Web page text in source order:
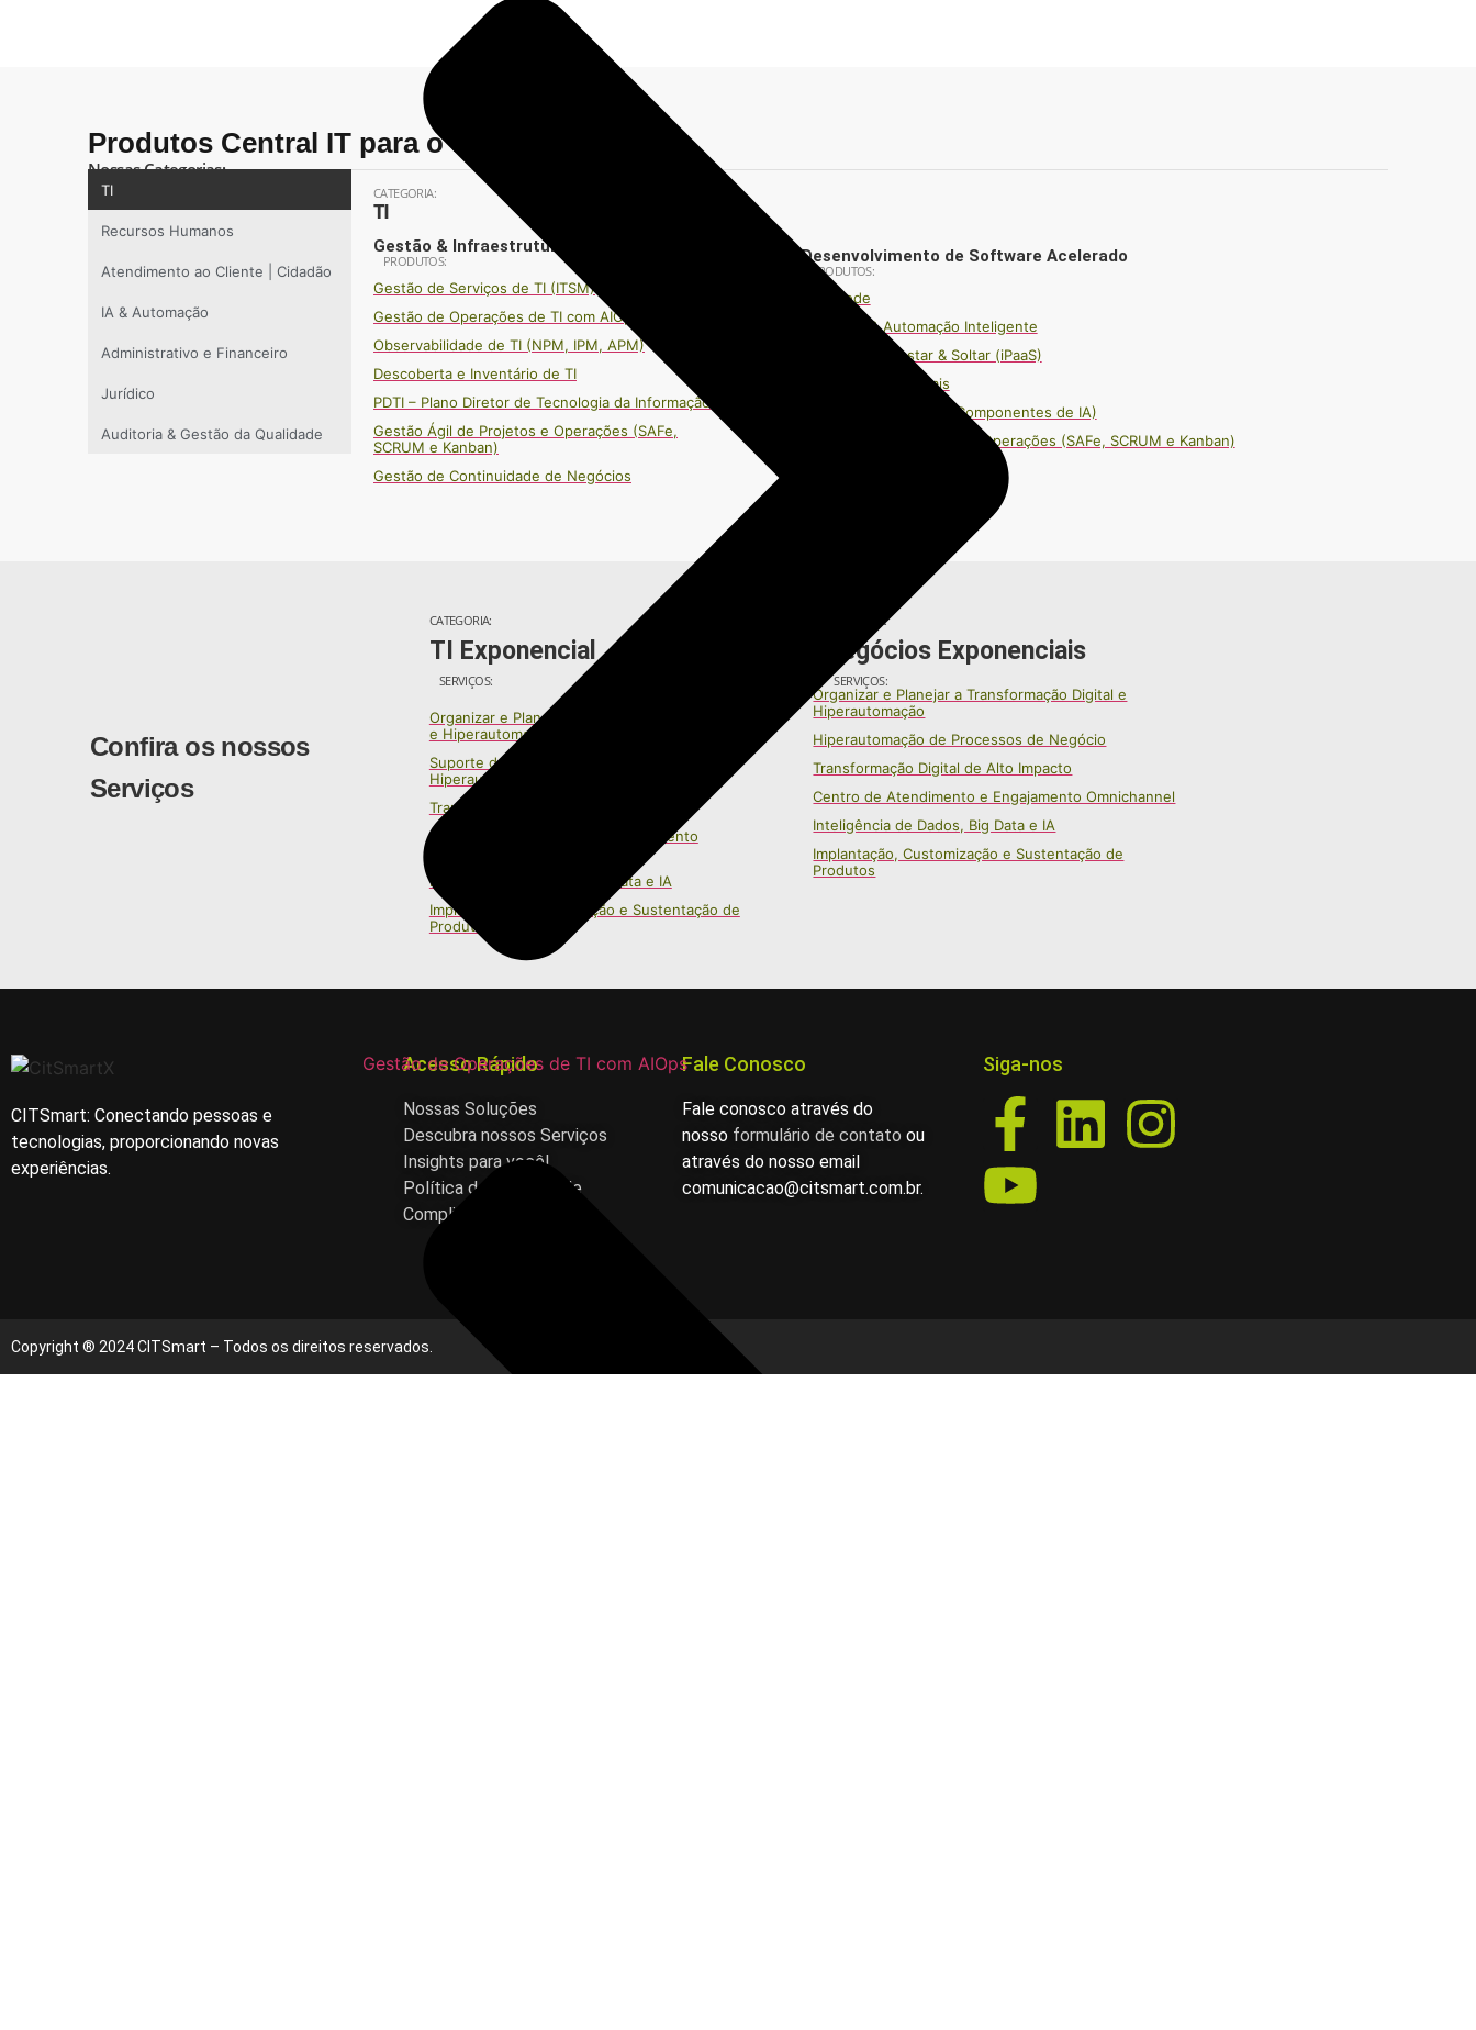
Gestão de Operações de TI com AIOps
Produtos Central IT para o Judiciário
Nossas Categorias:
TI
Recursos Humanos
Atendimento ao Cliente | Cidadão
IA & Automação
Administrativo e Financeiro
Jurídico
Auditoria & Gestão da Qualidade
CATEGORIA:
TI
Gestão & Infraestrutura
PRODUTOS:
Gestão de Serviços de TI (ITSM)
Gestão de Operações de TI com AIOps
Observabilidade de TI (NPM, IPM, APM)
Descoberta e Inventário de TI
PDTI – Plano Diretor de Tecnologia da Informação
Gestão Ágil de Projetos e Operações (SAFe,
SCRUM e Kanban)
Gestão de Continuidade de Negócios
Desenvolvimento de Software Acelerado
PRODUTOS:
Low Code
Workflow & Automação Inteligente
Integração Arrastar & Soltar (iPaaS)
Construtor de Portais
Malha Hipercognitiva (Componentes de IA)
Gestão Ágil de Projetos e Operações (SAFe, SCRUM e Kanban)
Confira os nossos
Serviços
CATEGORIA:
TI Exponencial
SERVIÇOS:
Organizar e Planejar a Transformação Digital
e Hiperautomação
Suporte de Infraestrutura de TI por
Hiperautomação e IA
Transformação Digital de Alto Impacto
Centro de Atendimento e Engajamento
Inteligência de Dados, Big Data e IA
Implantação, Customização e Sustentação de
Produtos
CATEGORIA:
Negócios Exponenciais
SERVIÇOS:
Organizar e Planejar a Transformação Digital e
Hiperautomação
Hiperautomação de Processos de Negócio
Transformação Digital de Alto Impacto
Centro de Atendimento e Engajamento Omnichannel
Inteligência de Dados, Big Data e IA
Implantação, Customização e Sustentação de
Produtos
CITSmart: Conectando pessoas e
tecnologias, proporcionando novas
experiências.
Acesso Rápido
Nossas Soluções
Descubra nossos Serviços
Insights para você!
Política de Privacidade
Compliance
Fale Conosco
Fale conosco através do
nosso formulário de contato ou
através do nosso email
comunicacao@citsmart.com.br.
Siga-nos
Copyright ® 2024 CITSmart – Todos os direitos reservados.